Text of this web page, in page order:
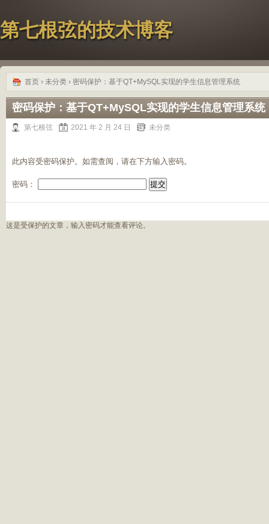
第七根弦的技术博客
首页 › 未分类 › 密码保护：基于QT+MySQL实现的学生信息管理系统
密码保护：基于QT+MySQL实现的学生信息管理系统
第七根弦 2021 年 2 月 24 日 未分类
此内容受密码保护。如需查阅，请在下方输入密码。
密码：
这是受保护的文章，输入密码才能查看评论。